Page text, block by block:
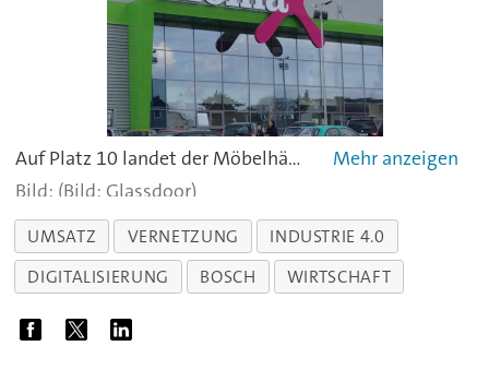
Auf Platz 10 landet der Möbelhändler Mömax. Das Unternehmen ist neu in die Rangliste gewählt worden. "Die Führungskräfte gehen auf Probleme ein und versuchen sie zu lösen", urteilten die Mitarbeiter.
(Bild: Glassdoor)
UMSATZ VERNETZUNG
INDUSTRIE 4.0
DIGITALISIERUNG
BOSCH WIRTSCHAFT